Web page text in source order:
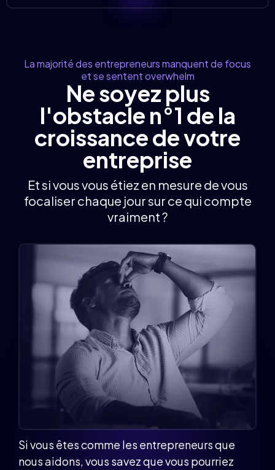
La majorité des entrepreneurs manquent de focus
et se sentent overwhelm
Ne soyez plus
l'obstacle n°1 de la
croissance de votre
entreprise
Et si vous vous étiez en mesure de vous
focaliser chaque jour sur ce qui compte
vraiment ?
Si vous êtes comme les entrepreneurs que
nous aidons, vous savez que vous pourriez